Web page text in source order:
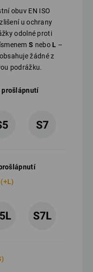
obuv EN ISO
u ochrany
odolné proti
S nebo L –
žádné z
podrážku.
prošlápnutí
(+L)